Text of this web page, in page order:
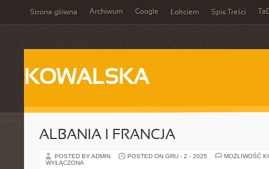
Strona główna Archiwum Google Łokciem Spis Treści
KOWALSKA
ALBANIA I FRANCJA
POSTED BY ADMIN POSTED ON GRU - 2 - 2025
MOŻLIWOŚĆ
WYŁĄCZONA